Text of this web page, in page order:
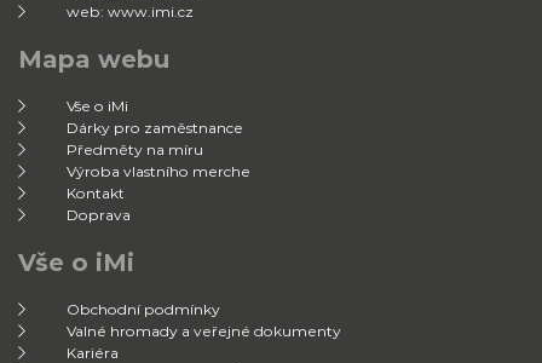
web: www.imi.cz
Mapa webu
Vše o iMi
Dárky pro zaměstnance
Předměty na míru
Výroba vlastního merche
Kontakt
Doprava
Vše o iMi
Obchodní podmínky
Valné hromady a veřejné dokumenty
Kariéra